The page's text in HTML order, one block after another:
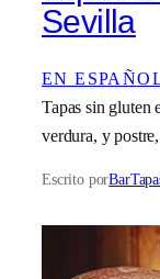
Sevilla
EN
Tapas sin gluten
verdura, y
Escrito por